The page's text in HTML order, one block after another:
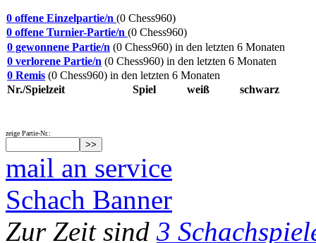
0 offene Einzelpartie/n (0 Chess960)
0 offene Turnier-Partie/n (0 Chess960)
0 gewonnene Partie/n (0 Chess960) in den letzten 6 Monaten
0 verlorene Partie/n (0 Chess960) in den letzten 6 Monaten
0 Remis (0 Chess960) in den letzten 6 Monaten
Nr./Spielzeit
Spiel weiß schwarz
zeige Partie-Nr.:
mail an service
Schach Banner
Zur Zeit sind 3